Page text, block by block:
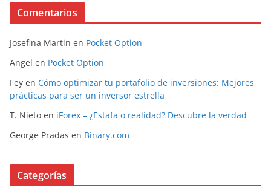
Comentarios
Josefina Martin en Pocket Option
Angel en Pocket Option
Fey en Cómo optimizar tu portafolio de inversiones: Mejores
prácticas para ser un inversor estrella
T. Nieto en iForex – ¿Estafa o realidad? Descubre la verdad
George Pradas en Binary.com
Categorías